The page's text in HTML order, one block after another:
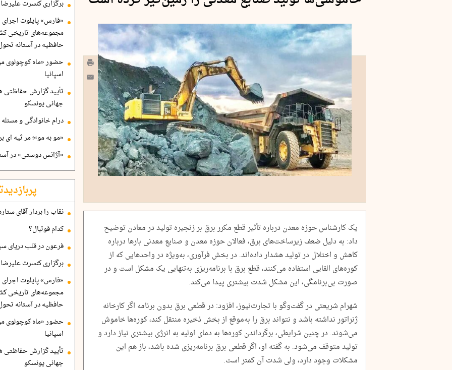
یک کارشناس حوزه معدن درباره تأثیر قطع مکرر برق بر زنجیره تولید در معادن توضیح
داد: به‌ دلیل ضعف زیرساخت‌های برق، فعالان حوزه معدن و صنایع معدنی بارها درباره
کاهش و اختلال در تولید هشدار داده‌اند. در بخش فرآوری، به‌ویژه در واحدهایی که از
کوره‌های القایی استفاده می‌کنند، قطع برق با برنامه‌ریزی به‌تنهایی یک مشکل است و در
صورت بی‌برنامگی، این مشکل شدت بیشتری پیدا می‌کند.
شهرام شریعتی در گفت‌وگو با تجارت‌نیوز، افزود: در قطعی برق بدون برنامه اگر کارخانه
ژنراتور نداشته باشد و نتواند برق را به‌موقع از بخش ذخیره منتقل کند، کوره‌ها خاموش‌
می‌شوند.‌ در چنین شرایطی، برگرداندن کوره‌ها به دمای اولیه به انرژی بیشتری نیاز دارد و
تولید متوقف می‌شود. به گفته او، اگر قطعی برق برنامه‌ریزی شده باشد،‌ باز هم این
مشکلات وجود دارد، ولی شدت آن کمتر است.
برگزاری کنسرت
«فارس» پایلوت اجرای
مجموعه‌های تاریخی
حافظیه در آستانه
حضور «ماه کوچولوی
اسپانیا
تأیید گزارش حفاظتی
جهانی یونسکو
درام خانوادگی و
«مو به مو»؛ مر ثیه
«آژانس دوستی» در
نقاب را بردار آقای
کدام فوتبال؟
فرعون در قلب دریای
برگزاری کنسرت
«فارس» پایلوت اجرای
مجموعه‌های تاریخی
حافظیه در آستانه
حضور «ماه کوچولوی
اسپانیا
تأیید گزارش حفاظتی
جهانی یونسکو